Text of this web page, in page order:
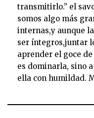
transmitirlo.” el
somos algo más
internas,y aunque
ser íntegros,juntar
aprender el goce
es dominarla, sino
ella con humildad.